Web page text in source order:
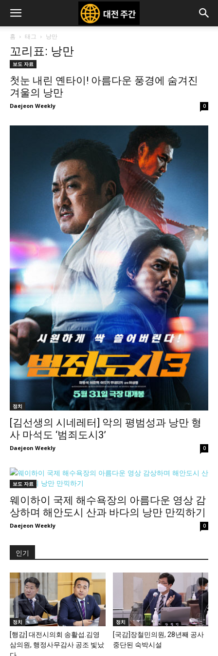
홈 태그 낭만
꼬리표: 낭만
보도 자료
첫눈 내린 옌타이! 아름다운 풍경에 숨겨진
겨울의 낭만
Daejeon Weekly 0
정치
[김선생의 시네레터] 악의 평범성과 낭만 형
사 마석도 ‘범죄도시3’
Daejeon Weekly 0
보도 자료
웨이하이 국제 해수욕장의 아름다운 영상 감
상하며 해안도시 산과 바다의 낭만 만끽하기
Daejeon Weekly 0
인기
정치
[행감] 대전시의회 송활섭.김영
삼의원, 행정사무감사 공조 빛났
정치
[국감]장철민의원, 28년째 공사
중단된 숙박시설